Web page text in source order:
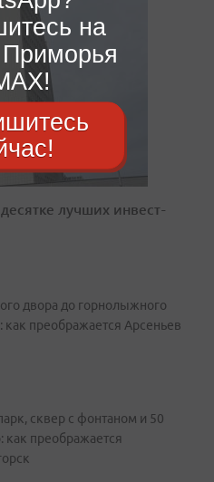
лучших инвест-
двора до горнолыжного
как преображается Арсеньев
сквер с фонтаном и 50
как преображается
на
Приморья